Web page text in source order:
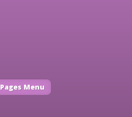
Pages Menu